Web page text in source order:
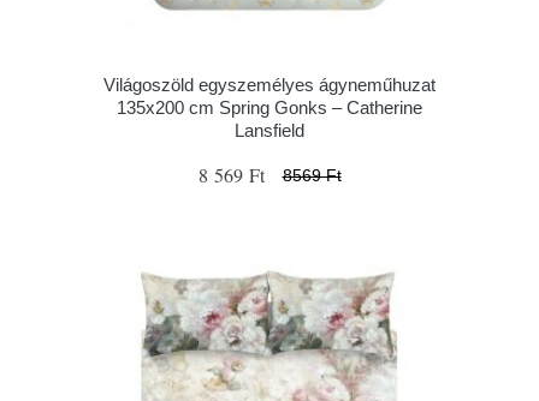
Világoszöld egyszemélyes ágyneműhuzat
135x200 cm Spring Gonks – Catherine
Lansfield
8 569 Ft 8569 Ft